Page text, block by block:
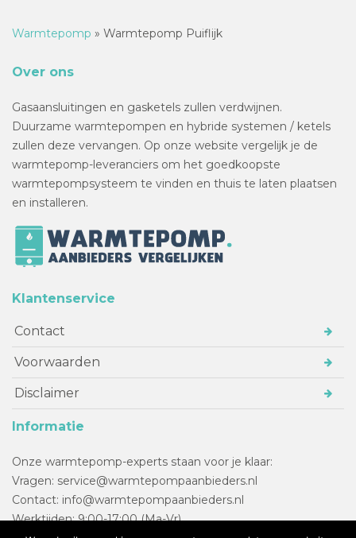
Warmtepomp » Warmtepomp Puiflijk
Over ons
Gasaansluitingen en gasketels zullen verdwijnen.
Duurzame warmtepompen en hybride systemen / ketels
zullen deze vervangen. Op onze website vergelijk je de
warmtepomp-leveranciers om het goedkoopste
warmtepompsysteem te vinden en thuis te laten plaatsen
en installeren.
Klantenservice
Contact
Voorwaarden
Disclaimer
Informatie
Onze warmtepomp-experts staan voor je klaar:
Vragen: service@warmtepompaanbieders.nl
Contact: info@warmtepompaanbieders.nl
Werktijden: 9:00-17:00 (Ma-Vr)